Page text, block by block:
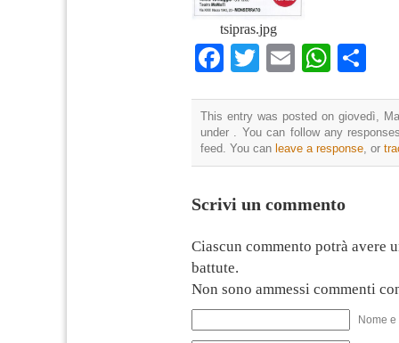
tsipras.jpg
Facebook
TwitterEmail
This entry was posted on giovedì,
under . You can follow any
feed. You can leave a response , or
Scrivi un commento
Ciascun commento potrà avere
battute.
Non sono ammessi commenti
Nome